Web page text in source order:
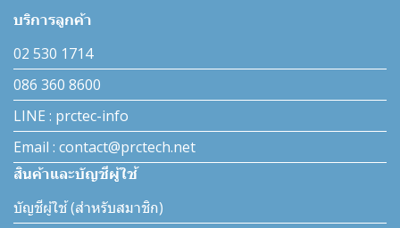
บริการลูกค้า
02 530 1714
086 360 8600
LINE : prctec-info
Email : contact@prctech.net
สินค้าและบัญชีผู้ใช้
บัญชีผู้ใช้ (สำหรับสมาชิก)